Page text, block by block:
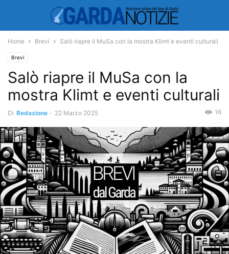
Home Brevi Salò riapre il MuSa con la mostra Klimt e eventi culturali
Brevi
Salò riapre il MuSa con la
mostra Klimt e eventi culturali
Di Redazione - 22 Marzo 2025 16